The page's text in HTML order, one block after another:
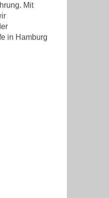
Mit
in Hamburg